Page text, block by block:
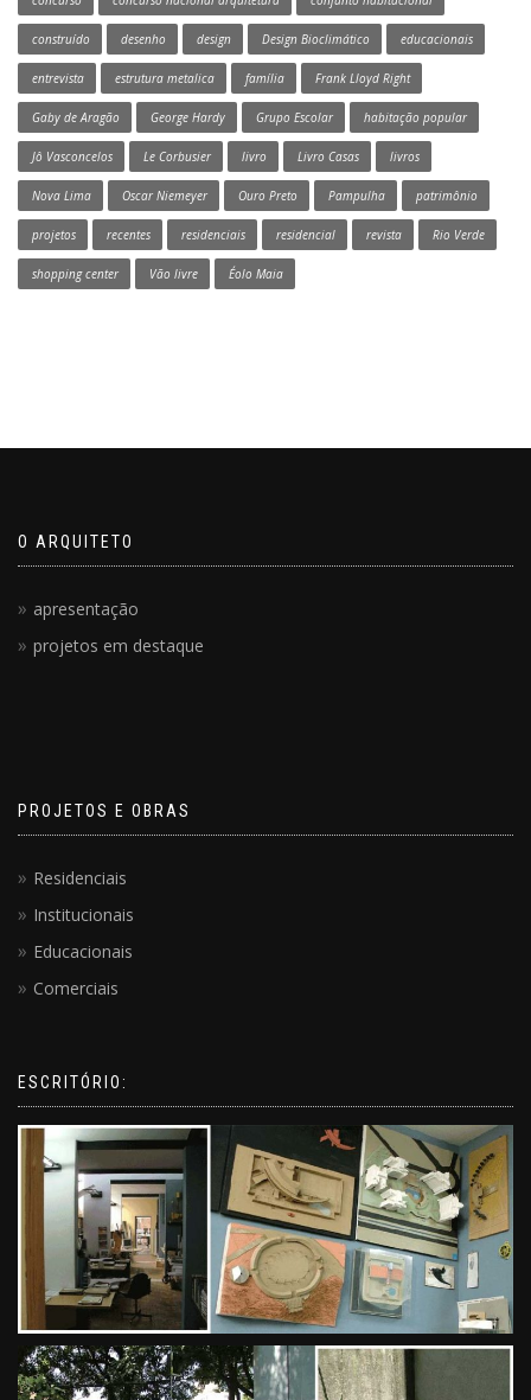
construído desenho design Design Bioclimático educacionais
entrevista estrutura metalica família Frank Lloyd Right
Gaby de Aragão George Hardy Grupo Escolar habitação popular
Jô Vasconcelos Le Corbusier livro Livro Casas livros
Nova Lima Oscar Niemeyer Ouro Preto Pampulha patrimônio
projetos recentes residenciais residencial revista Rio Verde
shopping center Vão livre Éolo Maia
O ARQUITETO
apresentação
projetos em destaque
PROJETOS E OBRAS
Residenciais
Institucionais
Educacionais
Comerciais
ESCRITÓRIO: